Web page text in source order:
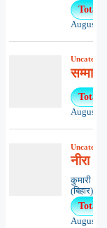
Total
August 3,
Total
August 5,
नीरा
कुमारी
Total
August 3,